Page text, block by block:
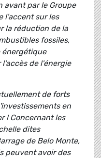
avant par le Groupe
l'accent sur les
la réduction de la
fossiles,
énergétique
de l'énergie
de forts
en
! Concernant les
dites
de Belo Monte,
peuvent avoir des